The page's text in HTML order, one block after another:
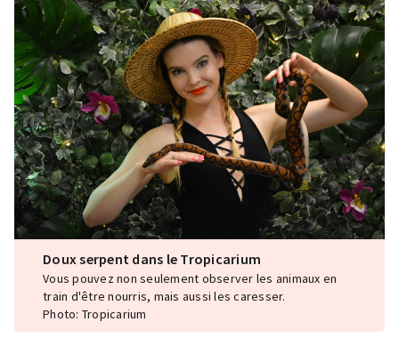
Doux serpent dans le Tropicarium
Vous pouvez non seulement observer les animaux en
train d'être nourris, mais aussi les caresser.
Photo: Tropicarium